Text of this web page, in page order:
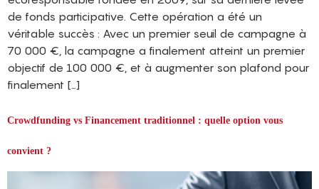
de fonds participative. Cette opération a été un
véritable succès : Avec un premier seuil de campagne à
70 000 €, la campagne a finalement atteint un premier
objectif de 100 000 €, et à augmenter son plafond pour
finalement […]
Crowdfunding vs Financement traditionnel : quelle option vous
convient ?